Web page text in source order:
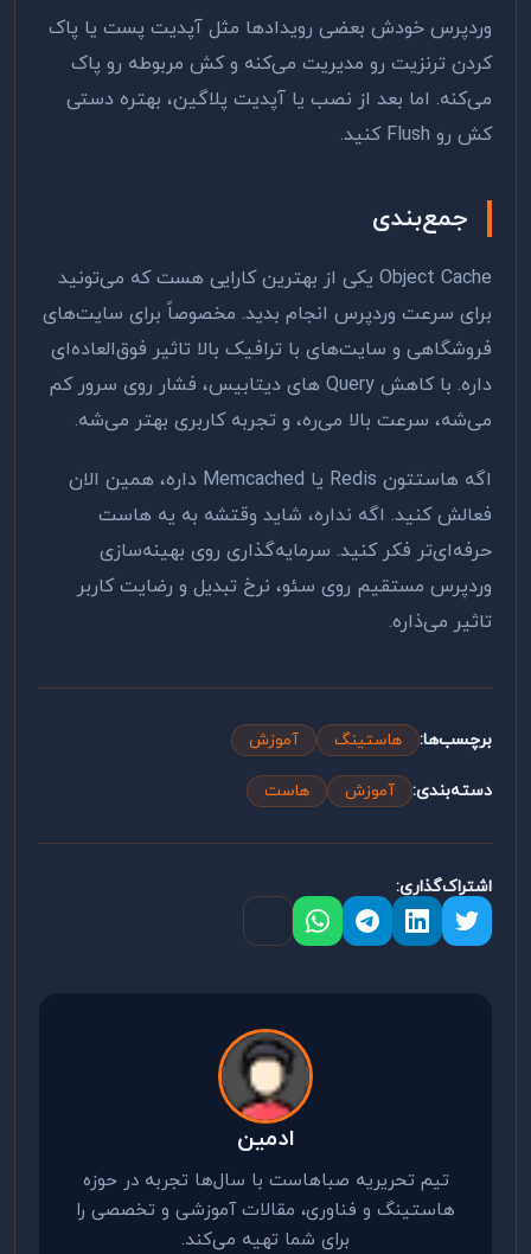
وردپرس خودش بعضی رویدادها مثل آپدیت پست یا پاک
کردن ترنزیت رو مدیریت می‌کنه و کش مربوطه رو پاک
می‌کنه. اما بعد از نصب یا آپدیت پلاگین، بهتره دستی
کش رو Flush کنید.
جمع‌بندی
Object Cache یکی از بهترین کارایی هست که می‌تونید
برای سرعت وردپرس انجام بدید. مخصوصاً برای سایت‌های
فروشگاهی و سایت‌های با ترافیک بالا تاثیر فوق‌العاده‌ای
داره. با کاهش Query های دیتابیس، فشار روی سرور کم
می‌شه، سرعت بالا می‌ره، و تجربه کاربری بهتر می‌شه.
اگه هاستتون Redis یا Memcached داره، همین الان
فعالش کنید. اگه نداره، شاید وقتشه به یه هاست
حرفه‌ای‌تر فکر کنید. سرمایه‌گذاری روی بهینه‌سازی
وردپرس مستقیم روی سئو، نرخ تبدیل و رضایت کاربر
تاثیر می‌ذاره.
برچسب‌ها: هاستینگ آموزش
دسته‌بندی: آموزش هاست
اشتراک‌گذاری:
ادمین
تیم تحریریه صباهاست با سال‌ها تجربه در حوزه
هاستینگ و فناوری، مقالات آموزشی و تخصصی را
برای شما تهیه می‌کند.